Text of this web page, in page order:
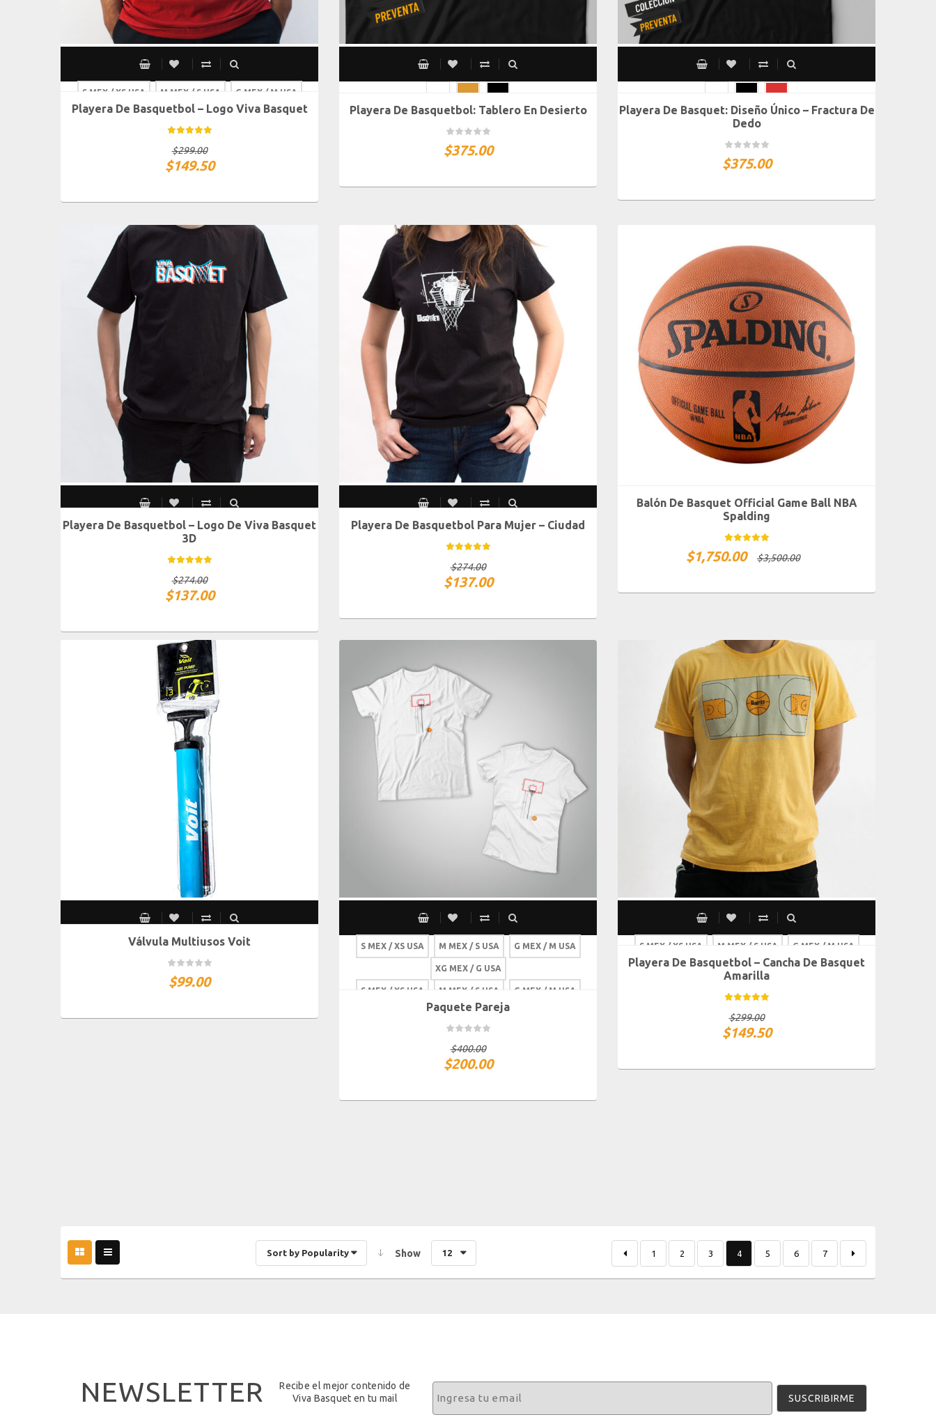
S MEX / XS USA M MEX / S USA G MEX / M USA
XG MEX / G USA
Playera De Basquetbol – Logo Viva Basquet
$299.00
$149.50
CH M G XG XXG
Playera De Basquetbol: Tablero En Desierto
$375.00
CH M G XG XXG
Playera De Basquet: Diseño Único – Fractura De
Dedo
$375.00
CH M G XG
Playera De Basquetbol – Logo De Viva Basquet
3D
$274.00
$137.00
CH M G XG
Playera De Basquetbol Para Mujer – Ciudad
$274.00
$137.00
Balón De Basquet Official Game Ball NBA
Spalding
$3,500.00
$1,750.00
Válvula Multiusos Voit
$99.00
S MEX / XS USA M MEX / S USA G MEX / M USA
XG MEX / G USA
S MEX / XS USA M MEX / S USA G MEX / M USA
XG MEX / G USA
Paquete Pareja
$400.00
$200.00
S MEX / XS USA M MEX / S USA G MEX / M USA
XG MEX / G USA
Playera De Basquetbol – Cancha De Basquet
Amarilla
$299.00
$149.50
Sort by Popularity Show 12 1 2 3 4 5 6 7
NEWSLETTER
Recibe el mejor contenido de
Viva Basquet en tu mail